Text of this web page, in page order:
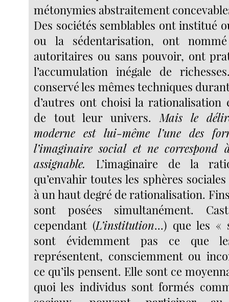
métonymies abstraitement
Des sociétés semblables ont institué
ou la sédentarisation, ont
autoritaires ou sans pouvoir, ont
l’accumulation inégale de
conservé les mêmes techniques
d’autres ont choisi la rationalisation
de tout leur univers.Mais le
moderne est lui-même l’une des
l’imaginaire social et ne correspond
assignable. L’imaginaire de la
qu’envahir toutes les sphères
à un haut degré de rationalisation.
sont posées simultanément.
cependant (L’institution...) que les «
sont évidemment pas ce que
représentent, consciemment ou
ce qu’ils pensent. Elle sont ce
quoi les individus sont formés